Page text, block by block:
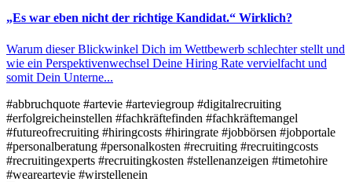
„Es war eben nicht der richtige Kandidat.“ Wirklich?
Warum dieser Blickwinkel Dich im Wettbewerb schlechter stellt und
wie ein Perspektivenwechsel Deine Hiring Rate vervielfacht und
somit Dein Unterne...
#abbruchquote #artevie #arteviegroup #digitalrecruiting
#erfolgreicheinstellen #fachkräftefinden #fachkräftemangel
#futureofrecruiting #hiringcosts #hiringrate #jobbörsen #jobportale
#personalberatung #personalkosten #recruiting #recruitingcosts
#recruitingexperts #recruitingkosten #stellenanzeigen #timetohire
#weareartevie #wirstellenein